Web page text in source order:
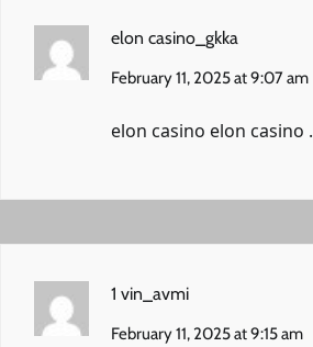
elon casino_gkka
February 11, 2025 at 9:07 am
elon casino elon casino .
1 vin_avmi
February 11, 2025 at 9:15 am